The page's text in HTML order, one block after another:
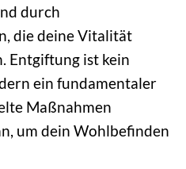
durch
die deine Vitalität
Entgiftung ist kein
ein fundamentaler
Maßnahmen
um dein Wohlbefinden